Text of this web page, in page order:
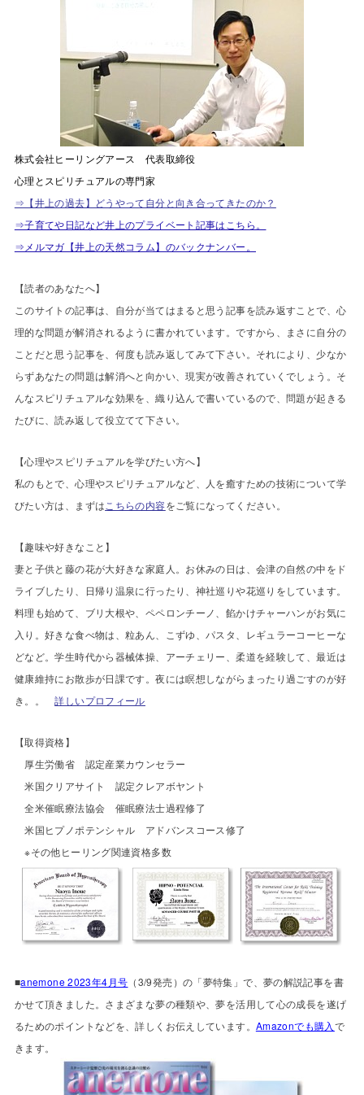
株式会社ヒーリングアース 代表取締役
心理とスピリチュアルの専門家
⇒【井上の過去】どうやって自分と向き合ってきたのか？
⇒子育てや日記など井上のプライベート記事はこちら。
⇒メルマガ【井上の天然コラム】のバックナンバー。
【読者のあなたへ】
このサイトの記事は、自分が当てはまると思う記事を読み返すことで、心
理的な問題が解消されるように書かれています。ですから、まさに自分の
ことだと思う記事を、何度も読み返してみて下さい。それにより、少なか
らずあなたの問題は解消へと向かい、現実が改善されていくでしょう。そ
んなスピリチュアルな効果を、織り込んで書いているので、問題が起きる
たびに、読み返して役立てて下さい。
【心理やスピリチュアルを学びたい方へ】
私のもとで、心理やスピリチュアルなど、人を癒すための技術について学
びたい方は、まずは こちらの内容をご覧になってください。
【趣味や好きなこと】
妻と子供と藤の花が大好きな家庭人。お休みの日は、会津の自然の中をド
ライブしたり、日帰り温泉に行ったり、神社巡りや花巡りをしています。
料理も始めて、ブリ大根や、ペペロンチーノ、餡かけチャーハンがお気に
入り。好きな食べ物は、粒あん、こずゆ、パスタ、レギュラーコーヒーな
どなど。学生時代から器械体操、アーチェリー、柔道を経験して、最近は
健康維持にお散歩が日課です。夜には瞑想しながらまったり過ごすのが好
き。。詳しいプロフィール
【取得資格】
厚生労働省 認定産業カウンセラー
米国クリアサイト 認定クレアボヤント
全米催眠療法協会 催眠療法士過程修了
米国ヒプノポテンシャル アドバンスコース修了
※その他ヒーリング関連資格多数
■anemone 2023年4月号 （3/9発売）の「夢特集」で、夢の解説記事を書
かせて頂きました。さまざまな夢の種類や、夢を活用して心の成長を遂げ
るためのポイントなどを、詳しくお伝えしています。 Amazonでも購入 で
きます。